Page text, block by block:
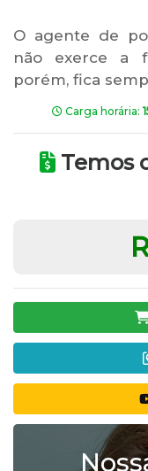
O agente de
não exerce a
porém, fica
Carga horária:
Temos